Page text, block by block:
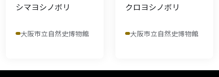
シマヨシノボリ
大阪市立自然史博物館
クロヨシノボリ
大阪市立自然史博物館